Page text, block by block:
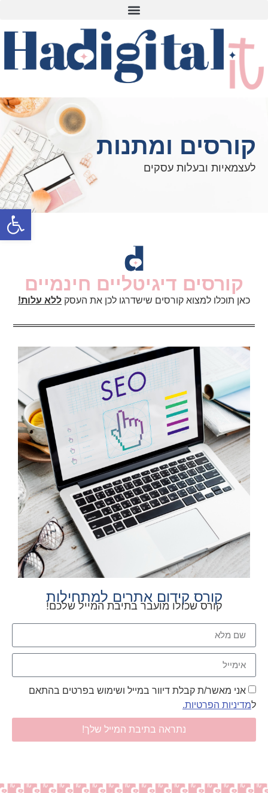
קורסים ומתנות
לעצמאיות ובעלות עסקים
קורסים דיגיטליים חינמיים
כאן תוכלו למצוא קורסים שישדרגו לכן את העסק ללא עלות!
קורס קידום אתרים למתחילות
קורס שכולו מועבר בתיבת המייל שלכם!
אני מאשר/ת קבלת דיוור במייל ושימוש בפרטים בהתאם
למדיניות הפרטיות.
נתראה בתיבת המייל שלך!
פתח